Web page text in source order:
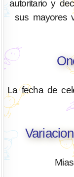
autoritario y
sus mayores
La fecha de